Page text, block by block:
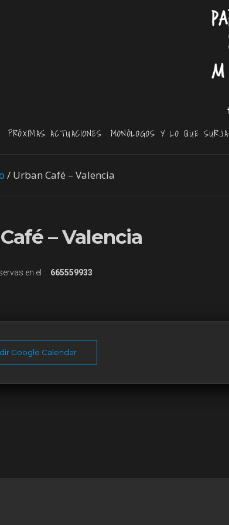
PRÓXIMAS ACTUACIONES MONÓLOGOS Y LO QUE SURJA
/ Urban Café – Valencia
– Valencia
en el : 665559933
Google Calendar